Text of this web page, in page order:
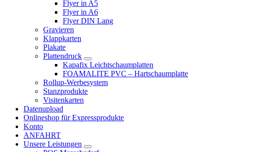
Flyer in A5
Flyer in A6
Flyer DIN Lang
Gravieren
Klappkarten
Plakate
Plattendruck
Kapafix Leichtschaumplatten
FOAMALITE PVC – Hartschaumplatte
Rollup-Werbesystem
Stanzprodukte
Visitenkarten
Datenupload
Onlineshop für Expressprodukte
Konto
ANFAHRT
Unsere Leistungen